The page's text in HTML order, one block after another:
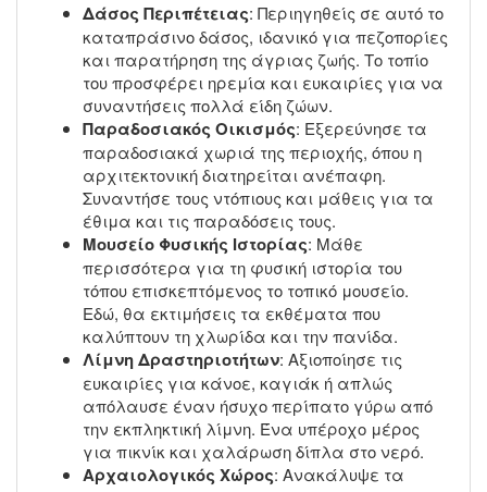
Δάσος Περιπέτειας: Περιηγηθείς σε αυτό το
καταπράσινο δάσος, ιδανικό για πεζοπορίες
και παρατήρηση της άγριας ζωής. Το τοπίο
του προσφέρει ηρεμία και ευκαιρίες για να
συναντήσεις πολλά είδη ζώων.
Παραδοσιακός Οικισμός: Εξερεύνησε τα
παραδοσιακά χωριά της περιοχής, όπου η
αρχιτεκτονική διατηρείται ανέπαφη.
Συναντήσε τους ντόπιους και μάθεις για τα
έθιμα και τις παραδόσεις τους.
Μουσείο Φυσικής Ιστορίας: Μάθε
περισσότερα για τη φυσική ιστορία του
τόπου επισκεπτόμενος το τοπικό μουσείο.
Εδώ, θα εκτιμήσεις τα εκθέματα που
καλύπτουν τη χλωρίδα και την πανίδα.
Λίμνη Δραστηριοτήτων: Αξιοποίησε τις
ευκαιρίες για κάνοε, καγιάκ ή απλώς
απόλαυσε έναν ήσυχο περίπατο γύρω από
την εκπληκτική λίμνη. Ένα υπέροχο μέρος
για πικνίκ και χαλάρωση δίπλα στο νερό.
Αρχαιολογικός Χώρος: Ανακάλυψε τα